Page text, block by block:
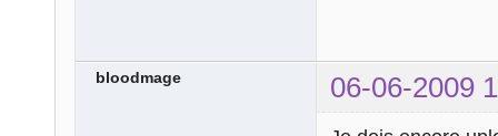
bloodmage 06-06-2009